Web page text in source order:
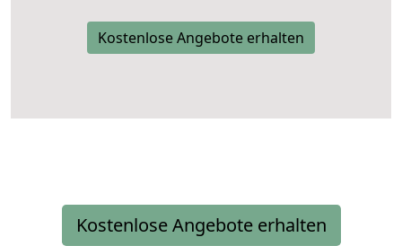
Kostenlose Angebote erhalten
Kostenlose Angebote erhalten